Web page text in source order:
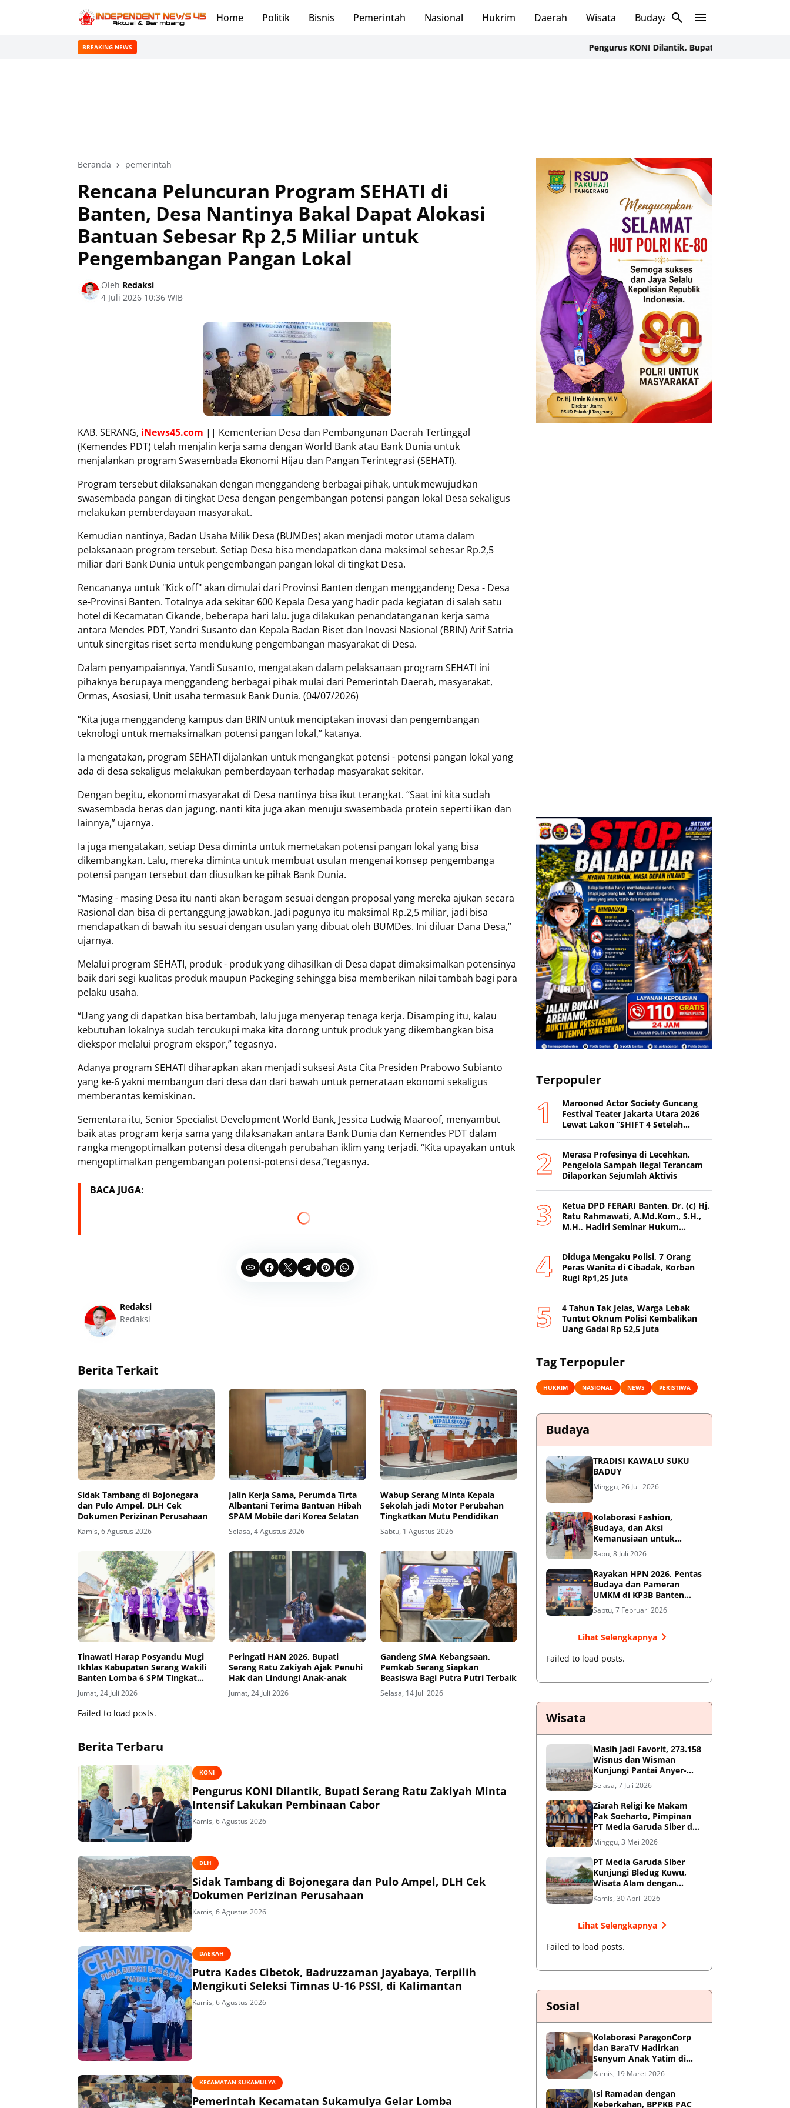
Home Politik Bisnis Pemerintah Nasional Hukrim Daerah Wisata Budaya Sosial
BREAKING NEWS Pengurus KONI Dilantik, Bupati Serang Ratu Zakiyah
Beranda pemerintah
Rencana Peluncuran Program SEHATI di
Banten, Desa Nantinya Bakal Dapat Alokasi
Bantuan Sebesar Rp 2,5 Miliar untuk
Pengembangan Pangan Lokal
Oleh Redaksi
4 Juli 2026 10:36 WIB
KAB. SERANG, iNews45.com || Kementerian Desa dan Pembangunan Daerah Tertinggal
(Kemendes PDT) telah menjalin kerja sama dengan World Bank atau Bank Dunia untuk
menjalankan program Swasembada Ekonomi Hijau dan Pangan Terintegrasi (SEHATI).
Program tersebut dilaksanakan dengan menggandeng berbagai pihak, untuk mewujudkan
swasembada pangan di tingkat Desa dengan pengembangan potensi pangan lokal Desa sekaligus
melakukan pemberdayaan masyarakat.
Kemudian nantinya, Badan Usaha Milik Desa (BUMDes) akan menjadi motor utama dalam
pelaksanaan program tersebut. Setiap Desa bisa mendapatkan dana maksimal sebesar Rp.2,5
miliar dari Bank Dunia untuk pengembangan pangan lokal di tingkat Desa.
Rencananya untuk "Kick off" akan dimulai dari Provinsi Banten dengan menggandeng Desa - Desa
se-Provinsi Banten. Totalnya ada sekitar 600 Kepala Desa yang hadir pada kegiatan di salah satu
hotel di Kecamatan Cikande, beberapa hari lalu. juga dilakukan penandatanganan kerja sama
antara Mendes PDT, Yandri Susanto dan Kepala Badan Riset dan Inovasi Nasional (BRIN) Arif Satria
untuk sinergitas riset serta mendukung pengembangan masyarakat di Desa.
Dalam penyampaiannya, Yandi Susanto, mengatakan dalam pelaksanaan program SEHATI ini
pihaknya berupaya menggandeng berbagai pihak mulai dari Pemerintah Daerah, masyarakat,
Ormas, Asosiasi, Unit usaha termasuk Bank Dunia. (04/07/2026)
“Kita juga menggandeng kampus dan BRIN untuk menciptakan inovasi dan pengembangan
teknologi untuk memaksimalkan potensi pangan lokal,” katanya.
Ia mengatakan, program SEHATI dijalankan untuk mengangkat potensi - potensi pangan lokal yang
ada di desa sekaligus melakukan pemberdayaan terhadap masyarakat sekitar.
Dengan begitu, ekonomi masyarakat di Desa nantinya bisa ikut terangkat. “Saat ini kita sudah
swasembada beras dan jagung, nanti kita juga akan menuju swasembada protein seperti ikan dan
lainnya,” ujarnya.
Ia juga mengatakan, setiap Desa diminta untuk memetakan potensi pangan lokal yang bisa
dikembangkan. Lalu, mereka diminta untuk membuat usulan mengenai konsep pengembanga
potensi pangan tersebut dan diusulkan ke pihak Bank Dunia.
“Masing - masing Desa itu nanti akan beragam sesuai dengan proposal yang mereka ajukan secara
Rasional dan bisa di pertanggung jawabkan. Jadi pagunya itu maksimal Rp.2,5 miliar, jadi bisa
mendapatkan di bawah itu sesuai dengan usulan yang dibuat oleh BUMDes. Ini diluar Dana Desa,”
ujarnya.
Melalui program SEHATI, produk - produk yang dihasilkan di Desa dapat dimaksimalkan potensinya
baik dari segi kualitas produk maupun Packeging sehingga bisa memberikan nilai tambah bagi para
pelaku usaha.
“Uang yang di dapatkan bisa bertambah, lalu juga menyerap tenaga kerja. Disamping itu, kalau
kebutuhan lokalnya sudah tercukupi maka kita dorong untuk produk yang dikembangkan bisa
diekspor melalui program ekspor,” tegasnya.
Adanya program SEHATI diharapkan akan menjadi suksesi Asta Cita Presiden Prabowo Subianto
yang ke-6 yakni membangun dari desa dan dari bawah untuk pemerataan ekonomi sekaligus
memberantas kemiskinan.
Sementara itu, Senior Specialist Development World Bank, Jessica Ludwig Maaroof, menyambut
baik atas program kerja sama yang dilaksanakan antara Bank Dunia dan Kemendes PDT dalam
rangka mengoptimalkan potensi desa ditengah perubahan iklim yang terjadi. “Kita upayakan untuk
mengoptimalkan pengembangan potensi-potensi desa,”tegasnya.
BACA JUGA:
Redaksi
Redaksi
Berita Terkait
Sidak Tambang di Bojonegara
dan Pulo Ampel, DLH Cek
Dokumen Perizinan Perusahaan
Kamis, 6 Agustus 2026
Jalin Kerja Sama, Perumda Tirta
Albantani Terima Bantuan Hibah
SPAM Mobile dari Korea Selatan
Selasa, 4 Agustus 2026
Wabup Serang Minta Kepala
Sekolah jadi Motor Perubahan
Tingkatkan Mutu Pendidikan
Sabtu, 1 Agustus 2026
Tinawati Harap Posyandu Mugi
Ikhlas Kabupaten Serang Wakili
Banten Lomba 6 SPM Tingkat
Nasional
Jumat, 24 Juli 2026
Peringati HAN 2026, Bupati
Serang Ratu Zakiyah Ajak Penuhi
Hak dan Lindungi Anak-anak
Jumat, 24 Juli 2026
Gandeng SMA Kebangsaan,
Pemkab Serang Siapkan
Beasiswa Bagi Putra Putri Terbaik
Selasa, 14 Juli 2026
Failed to load posts.
Berita Terbaru
KONI
Pengurus KONI Dilantik, Bupati Serang Ratu Zakiyah Minta
Intensif Lakukan Pembinaan Cabor
Kamis, 6 Agustus 2026
DLH
Sidak Tambang di Bojonegara dan Pulo Ampel, DLH Cek
Dokumen Perizinan Perusahaan
Kamis, 6 Agustus 2026
DAERAH
Putra Kades Cibetok, Badruzzaman Jayabaya, Terpilih
Mengikuti Seleksi Timnas U-16 PSSI, di Kalimantan
Kamis, 6 Agustus 2026
KECAMATAN SUKAMULYA
Pemerintah Kecamatan Sukamulya Gelar Lomba
Terpopuler
Marooned Actor Society Guncang
Festival Teater Jakarta Utara 2026
Lewat Lakon “SHIFT 4 Setelah
Merasa Profesinya di Lecehkan,
Pengelola Sampah Ilegal Terancam
Dilaporkan Sejumlah Aktivis
Ketua DPD FERARI Banten, Dr. (c) Hj.
Ratu Rahmawati, A.Md.Kom., S.H.,
M.H., Hadiri Seminar Hukum
Diduga Mengaku Polisi, 7 Orang
Peras Wanita di Cibadak, Korban
Rugi Rp1,25 Juta
4 Tahun Tak Jelas, Warga Lebak
Tuntut Oknum Polisi Kembalikan
Uang Gadai Rp 52,5 Juta
Tag Terpopuler
HUKRIM NASIONAL NEWS PERISTIWA
Budaya
TRADISI KAWALU SUKU
BADUY
Minggu, 26 Juli 2026
Kolaborasi Fashion,
Budaya, dan Aksi
Kemanusiaan untuk
Pasien Kanker Dhuafa
Rabu, 8 Juli 2026
Rayakan HPN 2026, Pentas
Budaya dan Pameran
UMKM di KP3B Banten
Sedot Antusiasme Warga
Sabtu, 7 Februari 2026
Lihat Selengkapnya
Failed to load posts.
Wisata
Masih Jadi Favorit, 273.158
Wisnus dan Wisman
Kunjungi Pantai Anyer-
Cinangka Selama Libur
Sekolah
Selasa, 7 Juli 2026
Ziarah Religi ke Makam
Pak Soeharto, Pimpinan
PT Media Garuda Siber dan
Redaksi Hormati Jasa Sang
Jendral Besar
Minggu, 3 Mei 2026
PT Media Garuda Siber
Kunjungi Bledug Kuwu,
Wisata Alam dengan
Segudang Keunikan dan
Potensi UMKM
Kamis, 30 April 2026
Lihat Selengkapnya
Failed to load posts.
Sosial
Kolaborasi ParagonCorp
dan BaraTV Hadirkan
Senyum Anak Yatim di
Hotel Le Semar Tangerang
Kamis, 19 Maret 2026
Isi Ramadan dengan
Keberkahan, BPPKB PAC